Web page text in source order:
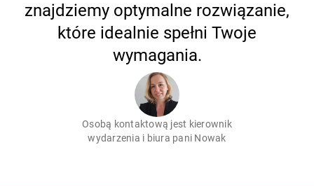
znajdziemy optymalne rozwiązanie,
które idealnie spełni Twoje
wymagania.
Osobą kontaktową jest kierownik
wydarzenia i biura pani Nowak